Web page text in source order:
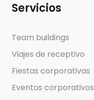
Servicios
Team buildings
Viajes de receptivo
Fiestas corporativas
Eventos corporativos